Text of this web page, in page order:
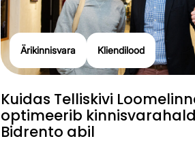
Ärikinnisvara Kliendilood
Kuidas Telliskivi
optimeerib
Bidrento abil